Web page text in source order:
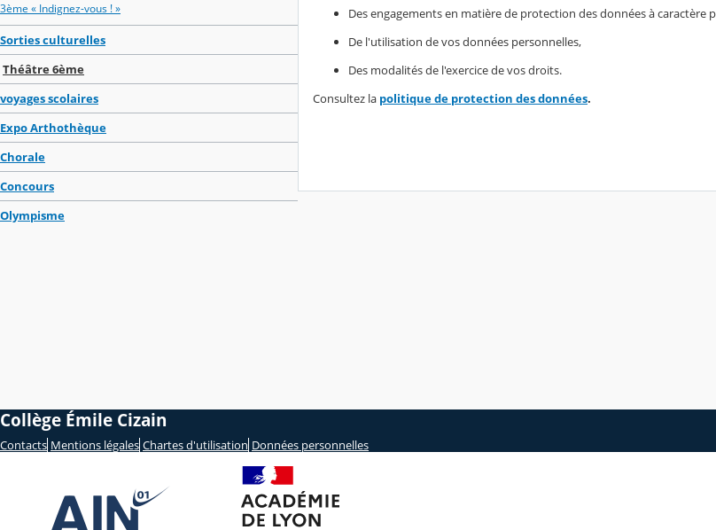
3ème « Indignez-vous ! »
Sorties culturelles
Théâtre 6ème
voyages scolaires
Expo Arthothèque
Chorale
Concours
Olympisme
Des engagements en matière de protection des données à caractère
De l'utilisation de vos données personnelles,
Des modalités de l'exercice de vos droits.
Consultez la politique de protection des données.
Collège Émile Cizain
Contacts Mentions légales Chartes d'utilisation Données personnelles